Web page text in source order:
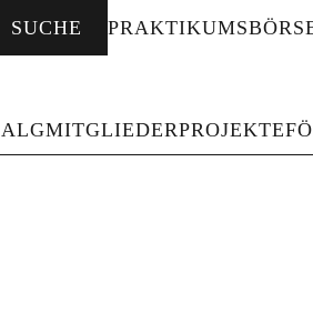
SUCHE
ALGMITGLIEDERPROJEKTE